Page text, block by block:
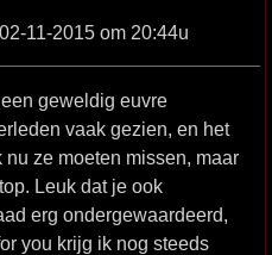
11-2015 om 20:44u
geweldig euvre
vaak gezien, en het
ze moeten missen, maar
Leuk dat je ook
erg ondergewaardeerd,
you krijg ik nog steeds